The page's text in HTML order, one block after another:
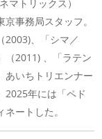
マトリックス）
事務局スタッフ。
2003)、「シマ／
2011) 、「ラテン
あいちトリエンナー
2025年には「ペド
ートした。